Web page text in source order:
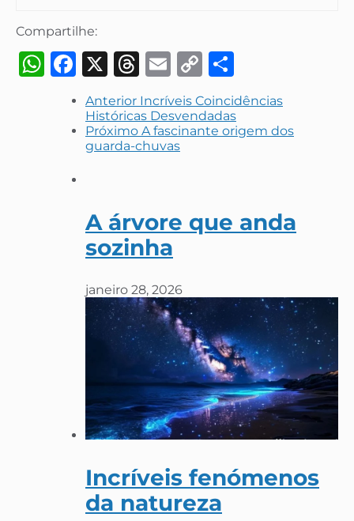
Compartilhe:
WhatsApp
Facebook
X Threads
Email
Copy
Link
Anterior Incríveis Coincidências
Históricas Desvendadas
Próximo A fascinante origem dos
guarda-chuvas
A árvore que anda
sozinha
janeiro 28, 2026
Incríveis fenómenos
da natureza